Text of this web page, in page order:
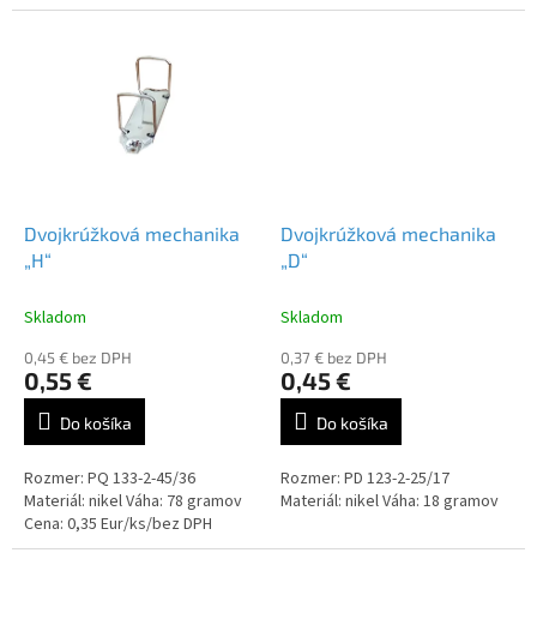
Dvojkrúžková mechanika
„H“
Skladom
0,45 € bez DPH
0,55 €
Do košíka
Rozmer: PQ 133-2-45/36
Materiál: nikel Váha: 78 gramov
Cena: 0,35 Eur/ks/bez DPH
Dvojkrúžková mechanika
„D“
Skladom
0,37 € bez DPH
0,45 €
Do košíka
Rozmer: PD 123-2-25/17
Materiál: nikel Váha: 18 gramov